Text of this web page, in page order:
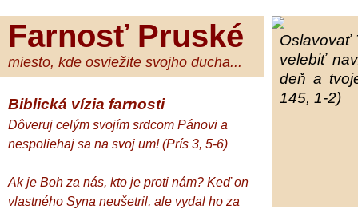
Farnosť Pruské
miesto, kde osviežite svojho ducha...
Biblická vízia farnosti
Dôveruj celým svojím srdcom Pánovi a
nespoliehaj sa na svoj um! (Prís 3, 5-6)
Ak je Boh za nás, kto je proti nám? Keď on
vlastného Syna neušetril, ale vydal ho za
Oslavovať
velebiť
deň a
145, 1-2)